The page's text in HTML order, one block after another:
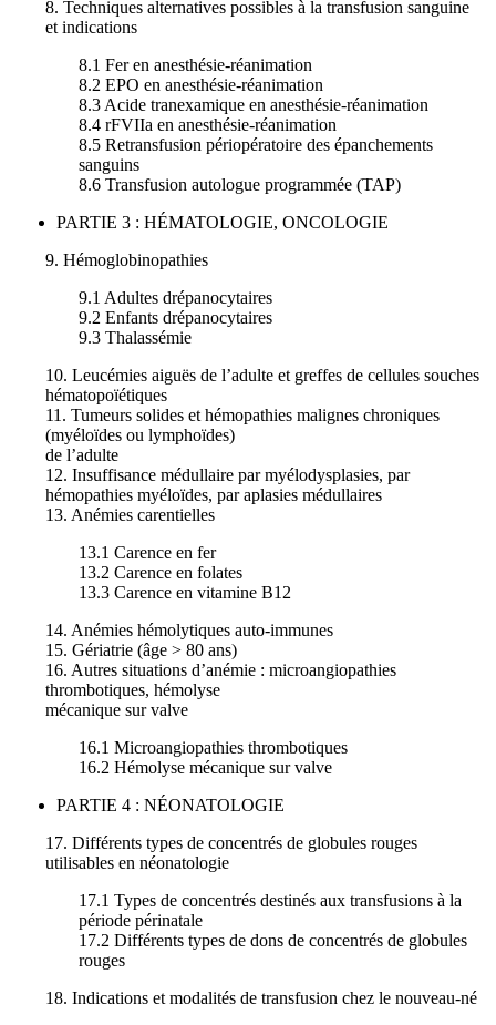
8. Techniques alternatives possibles à la transfusion sanguine
et indications
8.1 Fer en anesthésie-réanimation
8.2 EPO en anesthésie-réanimation
8.3 Acide tranexamique en anesthésie-réanimation
8.4 rFVIIa en anesthésie-réanimation
8.5 Retransfusion périopératoire des épanchements
sanguins
8.6 Transfusion autologue programmée (TAP)
PARTIE 3 : HÉMATOLOGIE, ONCOLOGIE
9. Hémoglobinopathies
9.1 Adultes drépanocytaires
9.2 Enfants drépanocytaires
9.3 Thalassémie
10. Leucémies aiguës de l’adulte et greffes de cellules souches
hématopoïétiques
11. Tumeurs solides et hémopathies malignes chroniques
(myéloïdes ou lymphoïdes)
de l’adulte
12. Insuffisance médullaire par myélodysplasies, par
hémopathies myéloïdes, par aplasies médullaires
13. Anémies carentielles
13.1 Carence en fer
13.2 Carence en folates
13.3 Carence en vitamine B12
14. Anémies hémolytiques auto-immunes
15. Gériatrie (âge > 80 ans)
16. Autres situations d’anémie : microangiopathies
thrombotiques, hémolyse
mécanique sur valve
16.1 Microangiopathies thrombotiques
16.2 Hémolyse mécanique sur valve
PARTIE 4 : NÉONATOLOGIE
17. Différents types de concentrés de globules rouges
utilisables en néonatologie
17.1 Types de concentrés destinés aux transfusions à la
période périnatale
17.2 Différents types de dons de concentrés de globules
rouges
18. Indications et modalités de transfusion chez le nouveau-né